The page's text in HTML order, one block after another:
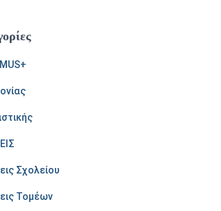
Σχολείου
Τομέων